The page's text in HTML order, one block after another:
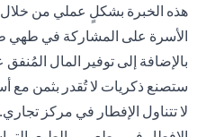
هذه الخبرة بشكلٍ عملي من
الأسرة على المشاركة في طهي
بالإضافة إلى توفير المال
ستصنع ذكريات لا تُقدر بثمن مع
لا تتناول الإفطار في مركز